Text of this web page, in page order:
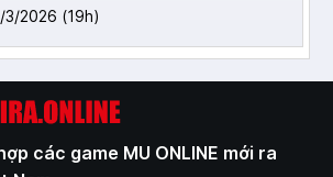
2026 (19h)
các game MU ONLINE mới ra